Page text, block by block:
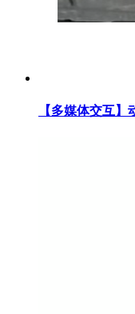
【多媒体交互